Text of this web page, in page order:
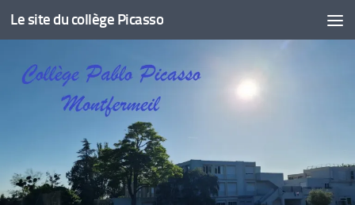
Skip to content
Le site du collège Picasso